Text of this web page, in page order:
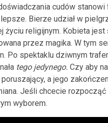
cudów stanowi
Bierze udział w
religijnym. Kobieta jest
przez magika. W tym
Po spektaklu dziwnym
tego jedynego. Czy aby
a jego
Jeśli chcecie
wyborem.